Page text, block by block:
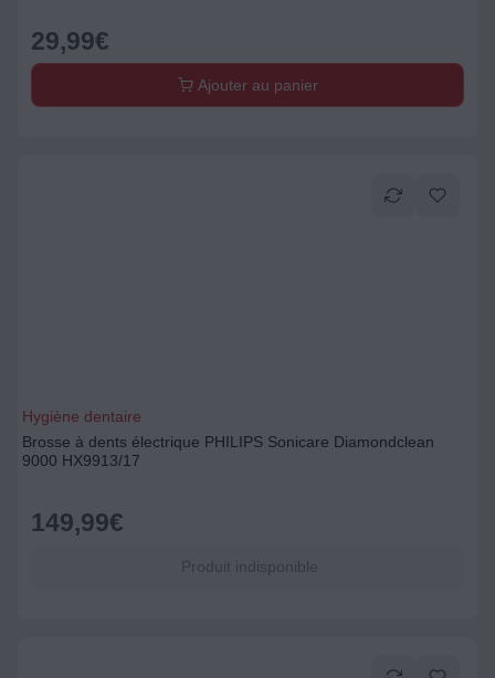
29,99€
Ajouter au panier
Hygiène dentaire
Brosse à dents électrique PHILIPS Sonicare Diamondclean
9000 HX9913/17
149,99€
Produit indisponible